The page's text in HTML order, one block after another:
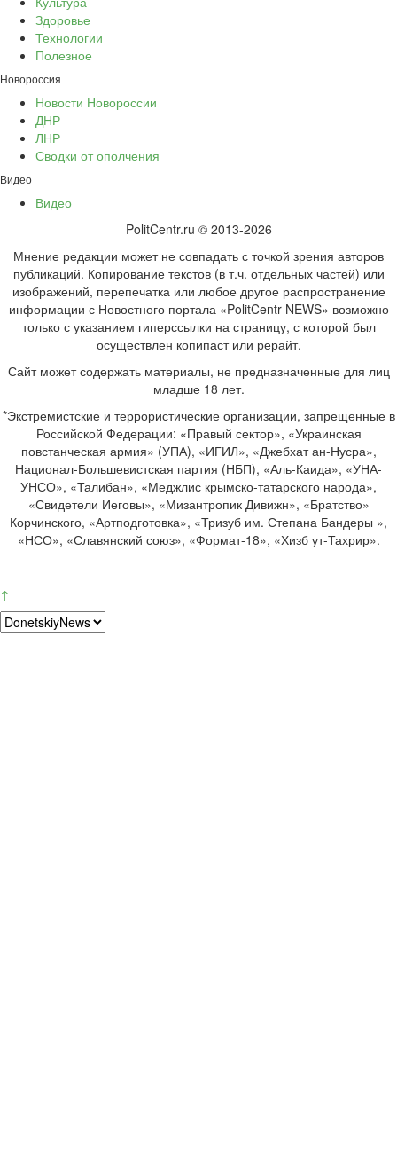
Здоровье
Технологии
Полезное
Новороссия
Новости Новороссии
ДНР
ЛНР
Сводки от ополчения
Видео
Видео
PolitCentr.ru © 2013-2026
Мнение редакции может не совпадать с точкой зрения авторов
публикаций. Копирование текстов (в т.ч. отдельных частей) или
изображений, перепечатка или любое другое распространение
информации с Новостного портала «PolitCentr-NEWS» возможно
только с указанием гиперссылки на страницу, с которой был
осуществлен копипаст или рерайт.
Сайт может содержать материалы, не предназначенные для лиц
младше 18 лет.
*Экстремистские и террористические организации, запрещенные в
Российской Федерации: «Правый сектор», «Украинская
повстанческая армия» (УПА), «ИГИЛ», «Джебхат ан-Нусра»,
Национал-Большевистская партия (НБП), «Аль-Каида», «УНА-
УНСО», «Талибан», «Меджлис крымско-татарского народа»,
«Свидетели Иеговы», «Мизантропик Дивижн», «Братство»
Корчинского, «Артподготовка», «Тризуб им. Степана Бандеры »,
«НСО», «Славянский союз», «Формат-18», «Хизб ут-Тахрир».
↑